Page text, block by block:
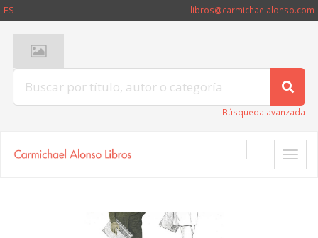
ES libros@carmichaelalonso.com
Búsqueda avanzada
Toggle